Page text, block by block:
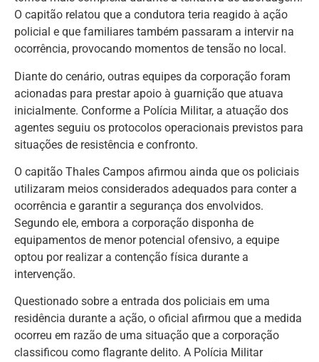
O capitão relatou que a condutora teria reagido à ação
policial e que familiares também passaram a intervir na
ocorrência, provocando momentos de tensão no local.
Diante do cenário, outras equipes da corporação foram
acionadas para prestar apoio à guarnição que atuava
inicialmente. Conforme a Polícia Militar, a atuação dos
agentes seguiu os protocolos operacionais previstos para
situações de resistência e confronto.
O capitão Thales Campos afirmou ainda que os policiais
utilizaram meios considerados adequados para conter a
ocorrência e garantir a segurança dos envolvidos.
Segundo ele, embora a corporação disponha de
equipamentos de menor potencial ofensivo, a equipe
optou por realizar a contenção física durante a
intervenção.
Questionado sobre a entrada dos policiais em uma
residência durante a ação, o oficial afirmou que a medida
ocorreu em razão de uma situação que a corporação
classificou como flagrante delito. A Polícia Militar